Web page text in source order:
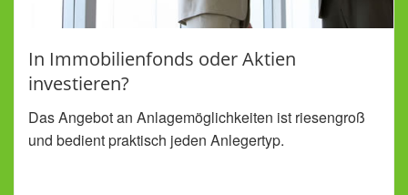
In Immobilienfonds oder Aktien
investieren?
Das Angebot an Anlagemöglichkeiten ist riesengroß
und bedient praktisch jeden Anlegertyp.